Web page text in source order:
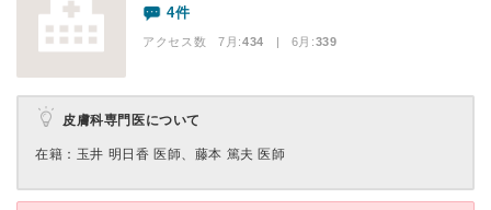
4件
アクセス数 7月:434 | 6月:339
皮膚科専門医について
在籍：玉井 明日香 医師、藤本 篤夫 医師